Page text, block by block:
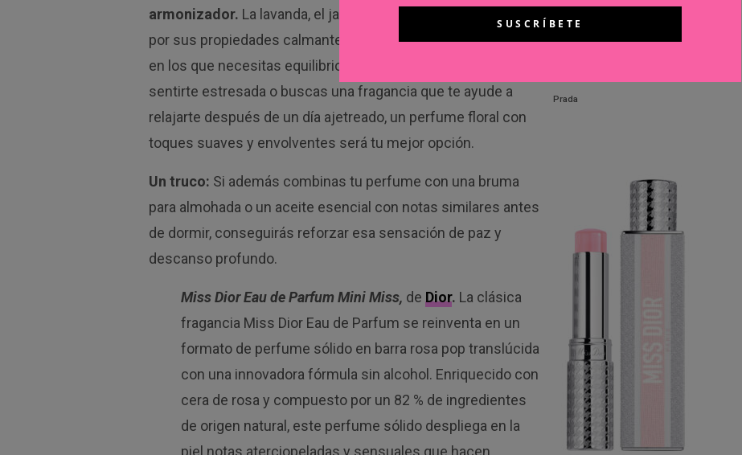
Prada
armonizador. La lavanda, el jazmín y la rosa son conocidos
por sus propiedades calmantes, ideales para los momentos
en los que necesitas equilibrio y serenidad. Si sueles
sentirte estresada o buscas una fragancia que te ayude a
relajarte después de un día ajetreado, un perfume floral con
toques suaves y envolventes será tu mejor opción.
Un truco: Si además combinas tu perfume con una bruma
para almohada o un aceite esencial con notas similares antes
de dormir, conseguirás reforzar esa sensación de paz y
descanso profundo.
Miss Dior Eau de Parfum Mini Miss, de Dior. La clásica
fragancia Miss Dior Eau de Parfum se reinventa en un
formato de perfume sólido en barra rosa pop translúcida
con una innovadora fórmula sin alcohol. Enriquecido con
cera de rosa y compuesto por un 82 % de ingredientes
de origen natural, este perfume sólido despliega en la
piel notas aterciopeladas y sensuales que hacen